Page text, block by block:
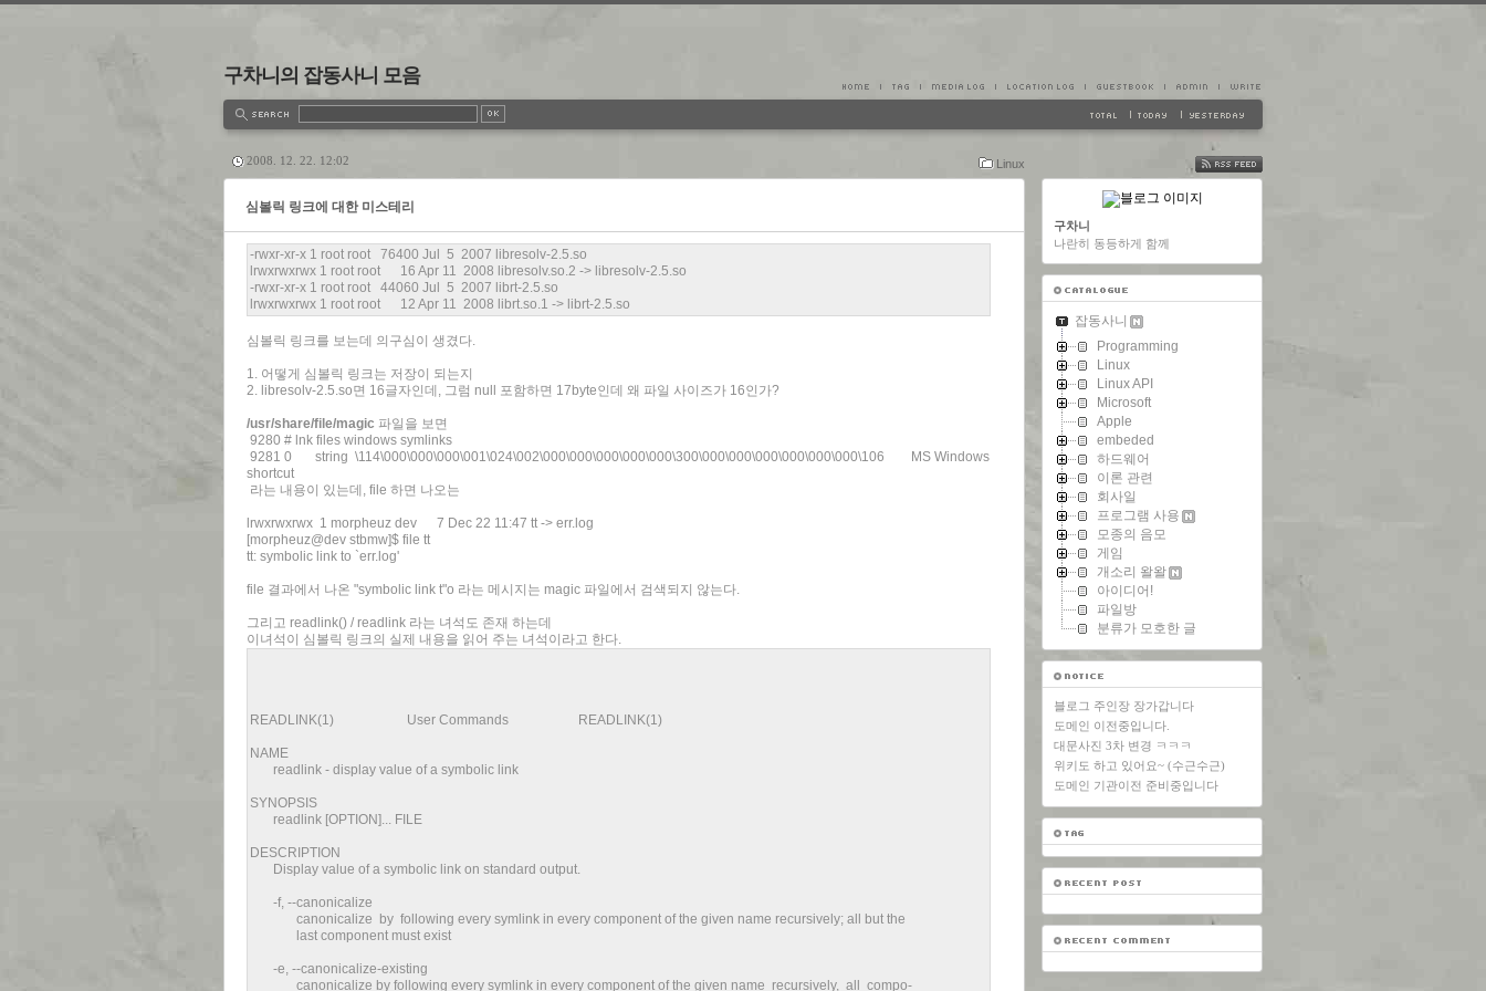
구차니의 잡동사니 모음
Linux
2008. 12. 22. 12:02
심볼릭 링크에 대한 미스테리
-rwxr-xr-x 1 root root 76400 Jul 5 2007 libresolv-2.5.so
lrwxrwxrwx 1 root root 16 Apr 11 2008 libresolv.so.2 -> libresolv-2.5.so
-rwxr-xr-x 1 root root 44060 Jul 5 2007 librt-2.5.so
lrwxrwxrwx 1 root root 12 Apr 11 2008 librt.so.1 -> librt-2.5.so
심볼릭 링크를 보는데 의구심이 생겼다.
1. 어떻게 심볼릭 링크는 저장이 되는지
2. libresolv-2.5.so면 16글자인데, 그럼 null 포함하면 17byte인데 왜 파일 사이즈가 16인가?
/usr/share/file/magic 파일을 보면
9280 # lnk files windows symlinks
9281 0 string \114\000\000\000\001\024\002\000\000\000\000\000\300\000\000\000\000\000\000\106 MS Windows
shortcut
라는 내용이 있는데, file 하면 나오는
lrwxrwxrwx 1 morpheuz dev 7 Dec 22 11:47 tt -> err.log
[morpheuz@dev stbmw]$ file tt
tt: symbolic link to `err.log'
file 결과에서 나온 "symbolic link t"o 라는 메시지는 magic 파일에서 검색되지 않는다.
그리고 readlink() / readlink 라는 녀석도 존재 하는데
이녀석이 심볼릭 링크의 실제 내용을 읽어 주는 녀석이라고 한다.
READLINK(1) User Commands READLINK(1)
NAME
readlink - display value of a symbolic link
SYNOPSIS
readlink [OPTION]... FILE
DESCRIPTION
Display value of a symbolic link on standard output.
-f, --canonicalize
canonicalize by following every symlink in every component of the given name recursively; all but the
last component must exist
-e, --canonicalize-existing
canonicalize by following every symlink in every component of the given name recursively, all compo-
FEED
구차니
나란히 동등하게 함께
잡동사니
Programming
Linux
Linux API
Microsoft
Apple
embeded
하드웨어
이론 관련
회사일
프로그램 사용
모종의 음모
게임
개소리 왈왈
아이디어!
파일방
분류가 모호한 글
블로그 주인장 장가갑니다
도메인 이전중입니다.
대문사진 3차 변경 ㅋㅋㅋ
위키도 하고 있어요~ (수근수근)
도메인 기관이전 준비중입니다